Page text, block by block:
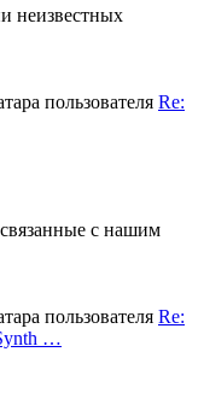
неизвестных
Re:
с нашим
Re:
…